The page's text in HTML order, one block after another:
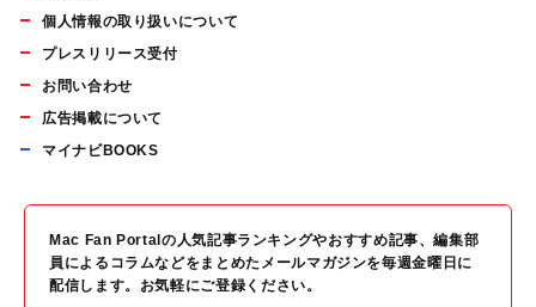
個人情報の取り扱いについて
プレスリリース受付
お問い合わせ
広告掲載について
マイナビBOOKS
Mac Fan Portalの人気記事ランキングやおすすめ記事、編集部
員によるコラムなどをまとめたメールマガジンを毎週金曜日に
配信します。お気軽にご登録ください。